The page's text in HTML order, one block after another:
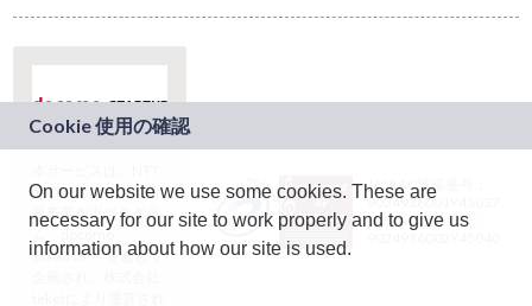
ドコモグループの新
規事業創出プログラ
ム「docomo
STARTUP」を通じて
JASRAC許諾番号：
9024936001Y45037
JASRAC許諾番号：
On our website we use some cookies. These are
necessary for our site to work properly and to give us
information about how our site is used.